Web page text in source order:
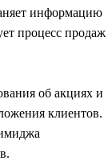
информацию
процесс продаж
об акциях и
клиентов.